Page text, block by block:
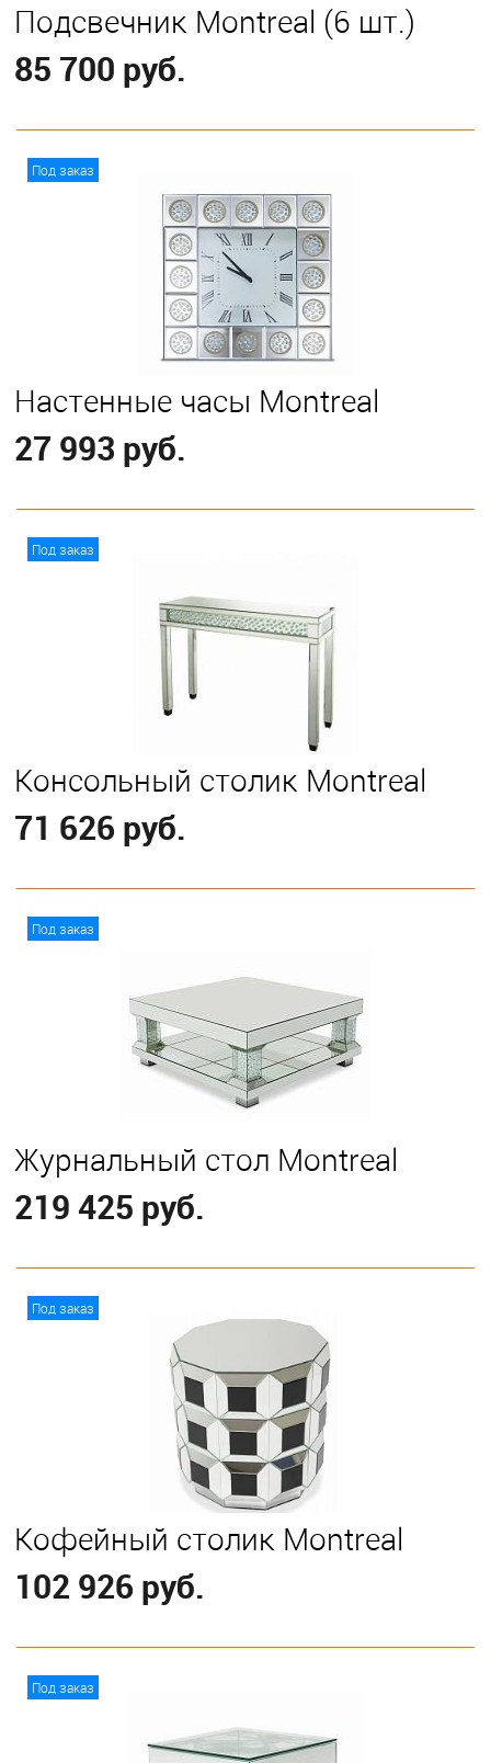
Подсвечник Montreal (6 шт.)
85 700 руб.
Под заказ
Настенные часы Montreal
27 993 руб.
Под заказ
Консольный столик Montreal
71 626 руб.
Под заказ
Журнальный стол Montreal
219 425 руб.
Под заказ
Кофейный столик Montreal
102 926 руб.
Под заказ